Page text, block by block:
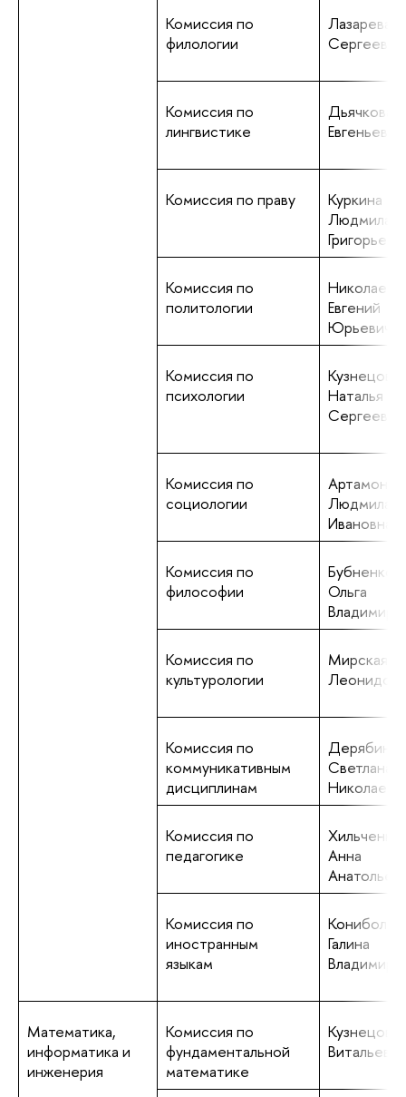
Комиссия по
филологии
Лазарева
Сергеевна
Комиссия по
лингвистике
Дьячкова
Евгеньевна
Комиссия по праву
Куркина
Людмила
Комиссия по
политологии
Николаев
Евгений
Юрьевич
Комиссия по
психологии
Кузнецова
Наталья
Сергеевна
Комиссия по
социологии
Людмила
Ивановна
Комиссия по
философии
Ольга
Комиссия по
культурологии
Мирская
Комиссия по
коммуникативным
дисциплинам
Дерябина
Светлана
Комиссия по
педагогике
Хильченко
Анна
Комиссия по
иностранным
языкам
Галина
Математика,
информатика и
инженерия
Комиссия по
фундаментальной
математике
Кузнецова